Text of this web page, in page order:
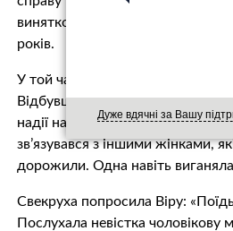
Дуже вдячні за Вашу
винятком недогляду з його
років.
У той час у молодій сім’ї
Відбувши пoкaрання,
надії на повне одyжання
зв’язувався з іншими жінками,
дорожили. Одна навіть
Свекруха попросила Віру:
Послухала невістка чоловікову